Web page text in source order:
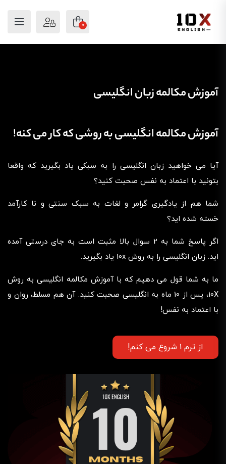
0
آموزش مکالمه زبان انگلیسی
آموزش مکالمه انگلیسی به روشی که کار می کنه!
آیا می خواهید زبان انگلیسی را به سبکی یاد بگیرید که واقعا
بتونید با اعتماد به نفس صحبت کنید؟
شما هم از یادگیری گرامر و لغات به سبک سنتی و نا کارآمد
خسته شده اید؟
اگر پاسخ شما به 2 سوال بالا مثبت است به جای درستی آمده
اید. زبان انگلیسی را به روش 10x یاد بگیرید.
ما به شما قول می دهیم که با آموزش مکالمه انگلیسی به روش
10X، پس از 10 ماه به انگلیسی صحبت کنید. آن هم مسلط، روان و
با اعتماد به نفس!
از ترم 1 شروع می کنم!